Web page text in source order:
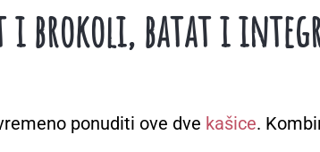
i brokoli, batat i
ponuditi ove dve kašice.